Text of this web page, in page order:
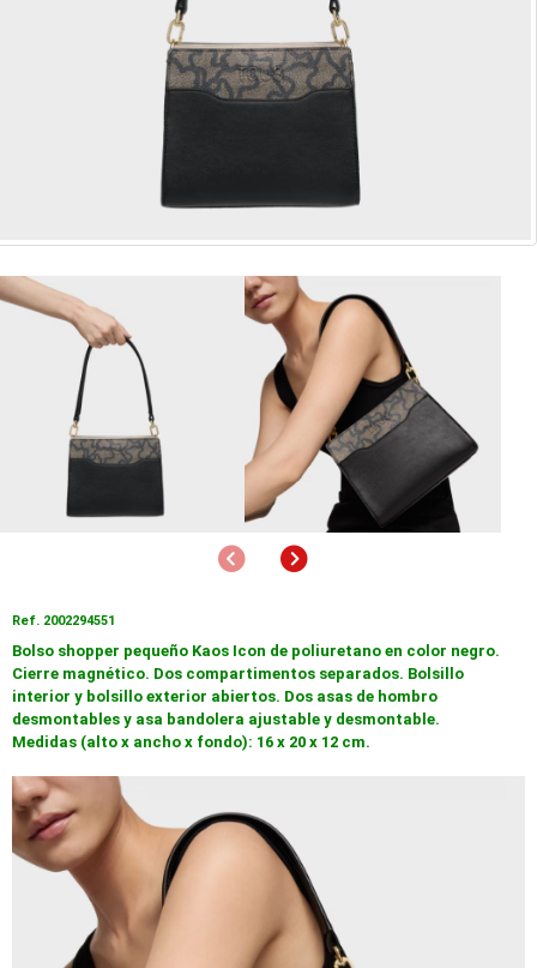
AnteriorSiguiente
Ref. 2002294551
Bolso shopper pequeño Kaos Icon de poliuretano en color negro.
Cierre magnético. Dos compartimentos separados. Bolsillo
interior y bolsillo exterior abiertos. Dos asas de hombro
desmontables y asa bandolera ajustable y desmontable.
Medidas (alto x ancho x fondo): 16 x 20 x 12 cm.